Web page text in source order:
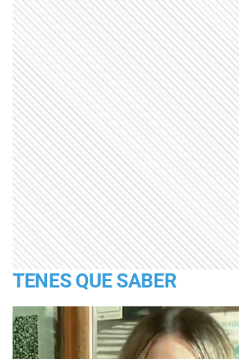
TENES QUE SABER